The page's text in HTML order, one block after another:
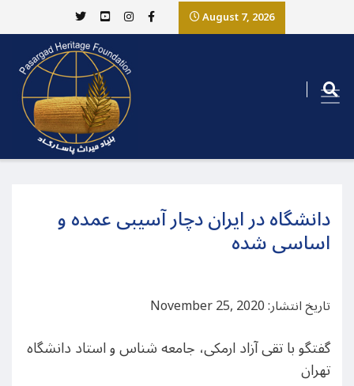
August 7, 2026
دانشگاه در ایران دچار آسیبی عمده و
اساسی شده
تاریخ انتشار: November 25, 2020
گفتگو با تقی آزاد ارمکی، جامعه شناس و استاد دانشگاه
تهران